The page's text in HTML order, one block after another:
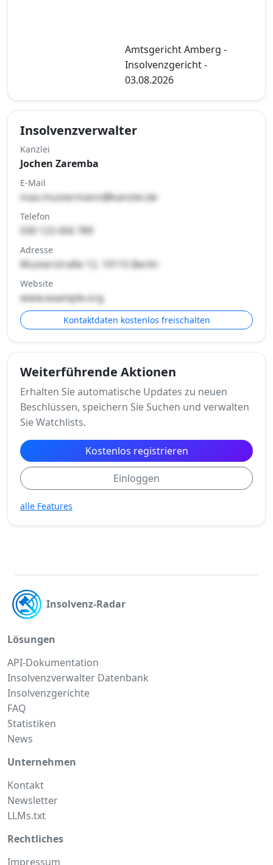
Amtsgericht Amberg -
Insolvenzgericht -
03.08.2026
Insolvenzverwalter
Kanzlei
Jochen Zaremba
E-Mail
max.mustermann@kanzlei.de
Telefon
030 123 456 789
Adresse
Musterstraße 12, 10115 Berlin
Website
www.example.org
Kontaktdaten kostenlos freischalten
Weiterführende Aktionen
Erhalten Sie automatische Updates zu neuen
Beschlüssen, speichern Sie Suchen und verwalten
Sie Watchlists.
Kostenlos registrieren
Einloggen
alle Features
Insolvenz-Radar
Lösungen
API-Dokumentation
Insolvenzverwalter Datenbank
Insolvenzgerichte
FAQ
Statistiken
News
Unternehmen
Kontakt
Newsletter
LLMs.txt
Rechtliches
Impressum